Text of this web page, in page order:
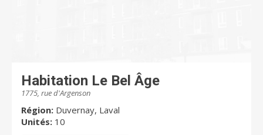
Habitation Le Bel Âge
1775, rue d'Argenson
Région: Duvernay, Laval
Unités: 10